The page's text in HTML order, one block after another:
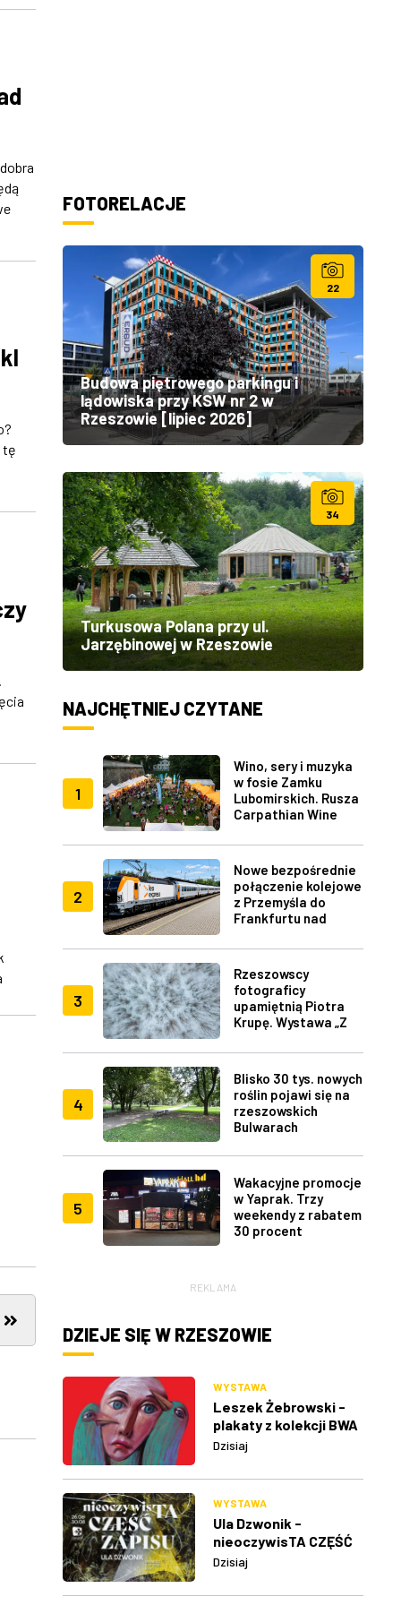
tę
FOTORELACJE
22
Budowa piętrowego parkingu i
lądowiska przy KSW nr 2 w
Rzeszowie [lipiec 2026]
34
Turkusowa Polana przy ul.
Jarzębinowej w Rzeszowie
NAJCHĘTNIEJ CZYTANE
1
Wino, sery i muzyka
w fosie Zamku
Lubomirskich. Rusza
Carpathian Wine
2
Nowe bezpośrednie
połączenie kolejowe
z Przemyśla do
Frankfurtu nad
3
Rzeszowscy
fotograficy
upamiętnią Piotra
Krupę. Wystawa „Z
4
Blisko 30 tys. nowych
roślin pojawi się na
rzeszowskich
Bulwarach
5
Wakacyjne promocje
w Yaprak. Trzy
weekendy z rabatem
30 procent
REKLAMA
DZIEJE SIĘ W RZESZOWIE
WYSTAWA
Leszek Żebrowski -
plakaty z kolekcji BWA
w Rzeszowie
Dzisiaj
WYSTAWA
Ula Dzwonik -
nieoczywisTA CZĘŚĆ
ZAPISU
Dzisiaj